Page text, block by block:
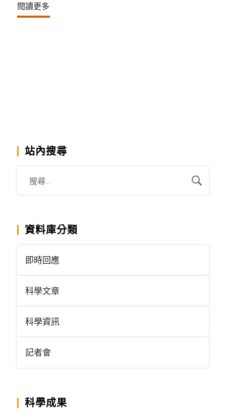
閱讀更多
站內搜尋
資料庫分類
即時回應
科學文章
科學資訊
記者會
科學成果